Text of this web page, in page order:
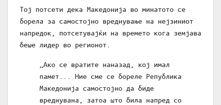
Тој потсети дека Македонија во минатото се
борела за самостојно вреднување на нејзиниот
напредок, потсетувајќи на времето кога земјава
беше лидер во регионот.
„Ако се вратите наназад, кој имал
памет... Ние сме се бореле Република
Македонија самостојно да биде
вреднувана, затоа што била напред со